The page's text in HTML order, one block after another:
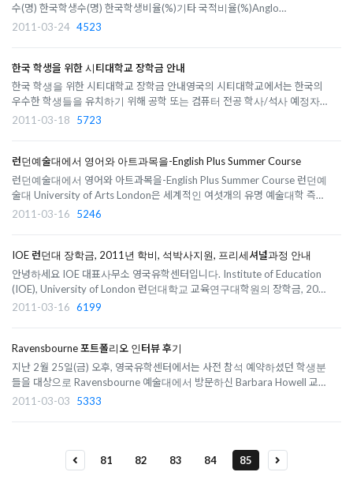
수(명) 한국학생수(명) 한국학생비율(%)기타 국적비율(%)Anglo
Continental(11월)Bournemouth3483510%중동 33%, 유럽 23%, 남미
2011-03-24 4523
한국 학생을 위한 시티대학교 장학금 안내
한국 학생을 위한 시티대학교 장학금 안내영국의 시티대학교에서는 한국의
우수한 학생들을 유치하기 위해 공학 또는 컴퓨터 전공 학사/석사 예정자들
을 위한 장학금을 신설하였습니다.영국 유학을 계획하고 있는 한국 학생들이
2011-03-18 5723
런던예술대에서 영어와 아트과목을-English Plus Summer Course
런던예술대에서 영어와 아트과목을-English Plus Summer Course 런던예
술대 University of Arts London은 세계적인 여섯개의 유명 예술대학 즉
Central Saint Martins, London College of Fashion, Chelsea College of
2011-03-16 5246
IOE 런던대 장학금, 2011년 학비, 석박사지원, 프리세셔널과정 안내
안녕하세요 IOE 대표사무소 영국유학센터입니다. Institute of Education
(IOE), University of London 런던대학교 교육연구대학원의 장학금, 2011
학비, 석박사과정 지원, pre-sessional course에 대해 안내드립니다. IOE 석
2011-03-16 6199
Ravensbourne 포트폴리오 인터뷰 후기
지난 2월 25일(금) 오후, 영국유학센터에서는 사전 참석 예약하셨던 학생분
들을 대상으로 Ravensbourne 예술대에서 방문하신 Barbara Howell 교수
님과 포트폴리오 심사 및 입학 관련 개별 인터뷰를 진행했습니다. 이날 참석
2011-03-03 5333
81 82 83 84 85